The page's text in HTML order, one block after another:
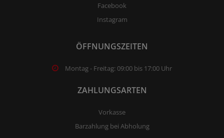
Facebook
Instagram
ÖFFNUNGSZEITEN
Montag - Freitag: 09:00 bis 17:00 Uhr
ZAHLUNGSARTEN
Vorkasse
Barzahlung bei Abholung